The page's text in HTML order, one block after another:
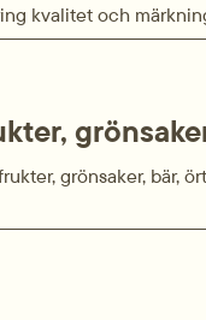
kvalitet och
grönsaker, bär,